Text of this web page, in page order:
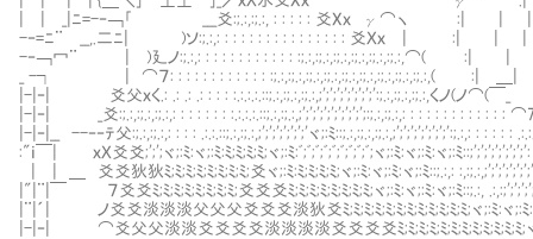
| | _|ﾆ=-‐￢｢ ___爻:;.:,:;.:, : : : : :
-‐=ﾆ¨ __,.二ﾆ| )ソ:;.:,: : : : : : : : : : : : : : : : 爻
-‐￢冖¨ | )廴ノ:;.:,: : : : : : : : : : : :
_ -┐ | ⌒７: : : : : : : : : : : :
|-|‐| 爻父ｘく.: .: .: .: : : :
|-|‐| _爻:;.:,:;.:,:;.:,: : : : : : : :.:.:.:.::;.:,:;.:,;';';';';';';';';';:;.:,:;.:,: :
|-|‐|__ --‐‐ﾃ父:;.:,:;.:,: : : : .:.:.::;.:,:;.:,;';';';';';';'ヾ;:ﾐ
:"ｉ￣| ｘＸ爻爻;';';ヾ;:ﾐ:ヾ;:ﾐ:ﾐ;ﾐ;ﾐ;ﾐ;ヾ;:ﾐ:ﾞ;ﾞ;ﾞ;ﾞ;ﾞ;ﾞ;ﾞ;ﾞ;ﾞ;ヾ;:ﾐ:ヾ;:ﾐ:
| | ＿ 爻爻狄狄ﾐ;ﾐ;ﾐ;ﾐ;ﾐ;ﾐ;ﾐ;ﾐ;爻ヾ;:ﾐ:ﾐ;ﾐ;ﾐ;ﾐ;ヾ;:ﾐ:ヾ;:ﾐ:ヾ;:ﾐ::;.:,:
|"|¨|￣ ７爻爻ﾐ;ﾐ;ﾐ;ﾐ;ﾐ;ﾐ;ﾐ;ﾐ;爻爻爻ﾐ;ﾐ;ﾐ;ﾐ;ﾐ;ﾐ;ﾐ;ﾐ;ヾ;:ﾐ:ヾ;:ﾐ:ヾ;:ﾐ
|¨|´| ノ爻爻淡淡淡父父父爻爻爻淡狄爻ﾐ;ﾐ;ﾐ;ﾐ;ﾐ;ﾐ;ﾐ;ﾐ;ﾐ;ﾐ;ﾐ;ﾐ;
|-|‐| ⌒爻父父淡淡爻爻爻爻淡淡淡淡爻爻爻爻ﾐ;ﾐ;ﾐ;ﾐ;ﾐ;ﾐ;ﾐ;ﾐ;